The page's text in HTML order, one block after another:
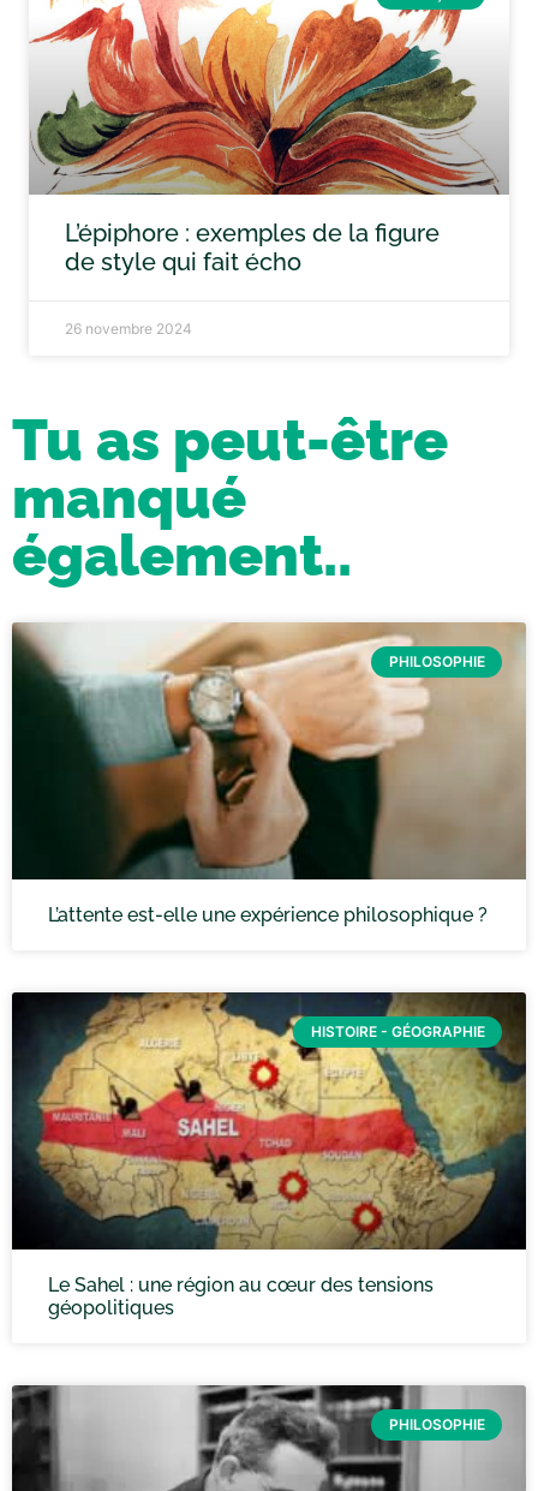
L’épiphore : exemples de la figure
de style qui fait écho
26 novembre 2024
Tu as peut-être
manqué
également..
PHILOSOPHIE
L’attente est-elle une expérience philosophique ?
HISTOIRE - GÉOGRAPHIE
Le Sahel : une région au cœur des tensions
géopolitiques
PHILOSOPHIE